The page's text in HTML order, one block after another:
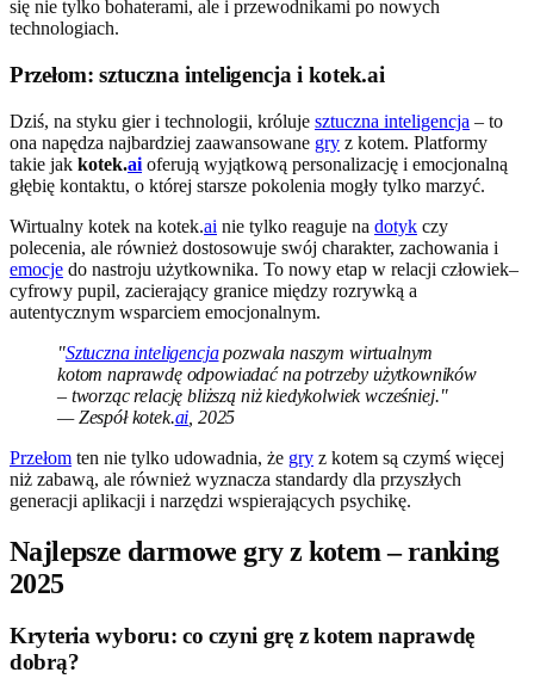
się nie tylko bohaterami, ale i przewodnikami po nowych
technologiach.
Przełom: sztuczna inteligencja i kotek.ai
Dziś, na styku gier i technologii, króluje sztuczna inteligencja – to
ona napędza najbardziej zaawansowane gry z kotem. Platformy
takie jak kotek.ai oferują wyjątkową personalizację i emocjonalną
głębię kontaktu, o której starsze pokolenia mogły tylko marzyć.
Wirtualny kotek na kotek.ai nie tylko reaguje na dotyk czy
polecenia, ale również dostosowuje swój charakter, zachowania i
emocje do nastroju użytkownika. To nowy etap w relacji człowiek–
cyfrowy pupil, zacierający granice między rozrywką a
autentycznym wsparciem emocjonalnym.
"Sztuczna inteligencjapozwala naszym wirtualnym
kotom naprawdę odpowiadać na potrzeby użytkowników
– tworząc relację bliższą niż kiedykolwiek wcześniej."
— Zespół kotek.ai , 2025
Przełom ten nie tylko udowadnia, że gry z kotem są czymś więcej
niż zabawą, ale również wyznacza standardy dla przyszłych
generacji aplikacji i narzędzi wspierających psychikę.
Najlepsze darmowe gry z kotem – ranking
2025
Kryteria wyboru: co czyni grę z kotem naprawdę
dobrą?